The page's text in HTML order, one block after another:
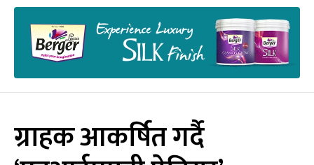
ग्राहक आकर्षित गर्दै